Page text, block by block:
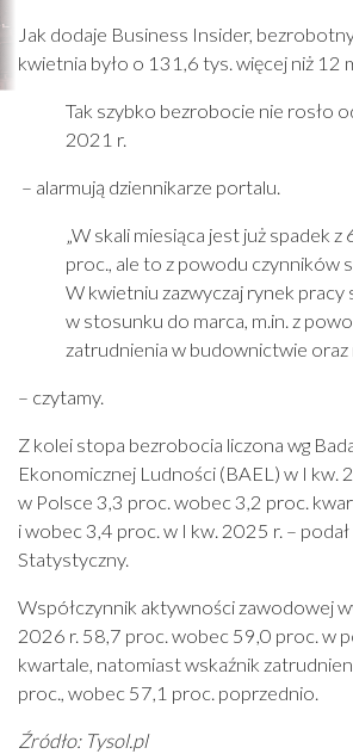
Jak dodaje Business Insider,
kwietnia było o 131,6 tys. więcej niż 12
Tak szybko bezrobocie nie rosło
2021 r.
– alarmują dziennikarze portalu.
„W skali miesiąca jest już spadek z
proc., ale to z powodu czynników
W kwietniu zazwyczaj rynek pracy
w stosunku do marca, m.in. z
zatrudnienia w budownictwie oraz
– czytamy.
Z kolei stopa bezrobocia liczona wg
Ekonomicznej Ludności (BAEL) w I kw.
w Polsce 3,3 proc. wobec 3,2 proc.
i wobec 3,4 proc. w I kw. 2025 r. –
Statystyczny.
Współczynnik aktywności zawodowej
2026 r. 58,7 proc. wobec 59,0 proc. w
kwartale, natomiast wskaźnik
proc., wobec 57,1 proc. poprzednio.
Źródło: Tysol.pl